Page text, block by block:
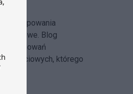
postępowania
Blog
postępowań
którego